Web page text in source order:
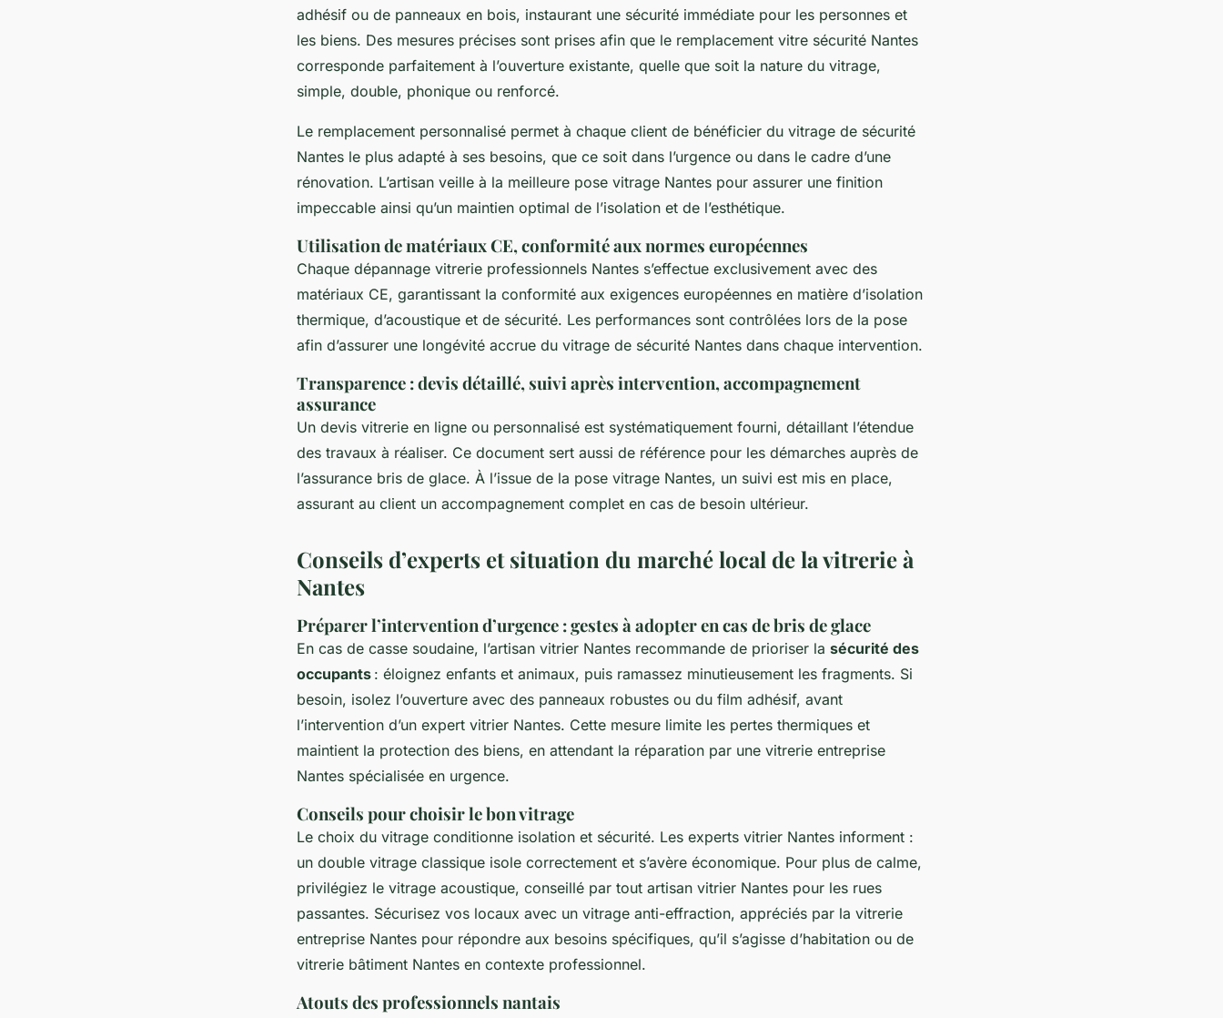
adhésif ou de panneaux en bois, instaurant une sécurité immédiate pour les personnes et
les biens. Des mesures précises sont prises afin que le remplacement vitre sécurité Nantes
corresponde parfaitement à l’ouverture existante, quelle que soit la nature du vitrage,
simple, double, phonique ou renforcé.
Le remplacement personnalisé permet à chaque client de bénéficier du vitrage de sécurité
Nantes le plus adapté à ses besoins, que ce soit dans l’urgence ou dans le cadre d’une
rénovation. L’artisan veille à la meilleure pose vitrage Nantes pour assurer une finition
impeccable ainsi qu’un maintien optimal de l’isolation et de l’esthétique.
Utilisation de matériaux CE, conformité aux normes européennes
Chaque dépannage vitrerie professionnels Nantes s’effectue exclusivement avec des
matériaux CE, garantissant la conformité aux exigences européennes en matière d’isolation
thermique, d’acoustique et de sécurité. Les performances sont contrôlées lors de la pose
afin d’assurer une longévité accrue du vitrage de sécurité Nantes dans chaque intervention.
Transparence : devis détaillé, suivi après intervention, accompagnement
assurance
Un devis vitrerie en ligne ou personnalisé est systématiquement fourni, détaillant l’étendue
des travaux à réaliser. Ce document sert aussi de référence pour les démarches auprès de
l’assurance bris de glace. À l’issue de la pose vitrage Nantes, un suivi est mis en place,
assurant au client un accompagnement complet en cas de besoin ultérieur.
Conseils d’experts et situation du marché local de la vitrerie à
Nantes
Préparer l’intervention d’urgence : gestes à adopter en cas de bris de glace
En cas de casse soudaine, l’artisan vitrier Nantes recommande de prioriser la sécurité des
occupants : éloignez enfants et animaux, puis ramassez minutieusement les fragments. Si
besoin, isolez l’ouverture avec des panneaux robustes ou du film adhésif, avant
l’intervention d’un expert vitrier Nantes. Cette mesure limite les pertes thermiques et
maintient la protection des biens, en attendant la réparation par une vitrerie entreprise
Nantes spécialisée en urgence.
Conseils pour choisir le bon vitrage
Le choix du vitrage conditionne isolation et sécurité. Les experts vitrier Nantes informent :
un double vitrage classique isole correctement et s’avère économique. Pour plus de calme,
privilégiez le vitrage acoustique, conseillé par tout artisan vitrier Nantes pour les rues
passantes. Sécurisez vos locaux avec un vitrage anti-effraction, appréciés par la vitrerie
entreprise Nantes pour répondre aux besoins spécifiques, qu’il s’agisse d’habitation ou de
vitrerie bâtiment Nantes en contexte professionnel.
Atouts des professionnels nantais